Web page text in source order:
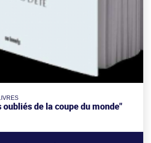
oubliés de la coupe du monde"